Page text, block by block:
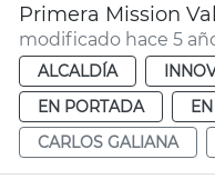
Primera Mission
modificado hace 5
ALCALDÍA
EN PORTADA
CARLOS GALIANA